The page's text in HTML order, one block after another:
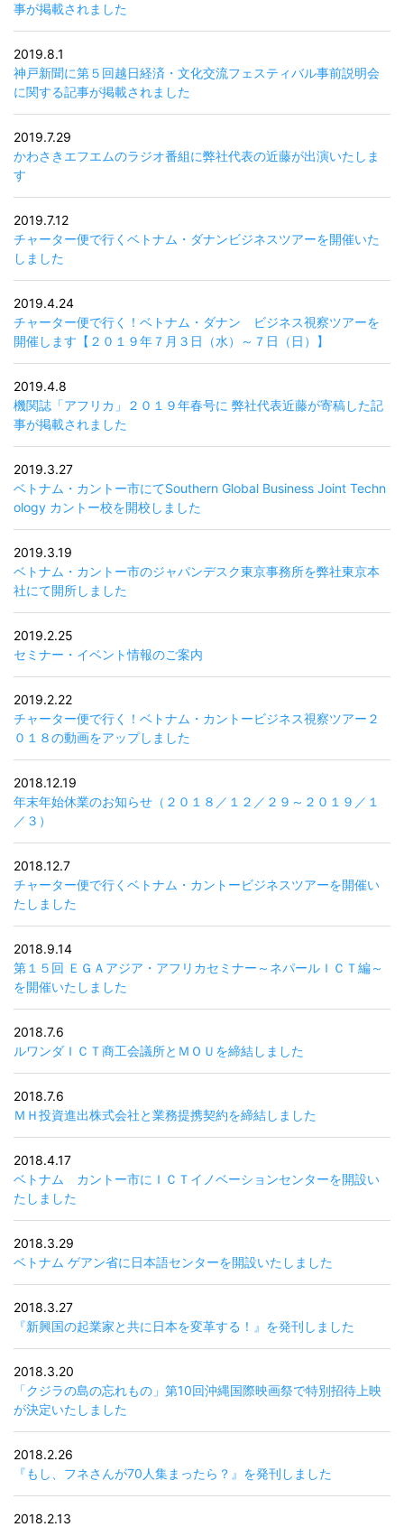
事が掲載されました
2019.8.1
神戸新聞に第５回越日経済・文化交流フェスティバル事前説明会
に関する記事が掲載されました
2019.7.29
かわさきエフエムのラジオ番組に弊社代表の近藤が出演いたしま
す
2019.7.12
チャーター便で行くベトナム・ダナンビジネスツアーを開催いた
しました
2019.4.24
チャーター便で行く！ベトナム・ダナン ビジネス視察ツアーを
開催します【２０１９年７月３日（水）～７日（日）】
2019.4.8
機関誌「アフリカ」２０１９年春号に 弊社代表近藤が寄稿した記
事が掲載されました
2019.3.27
ベトナム・カントー市にてSouthern Global Business Joint Techn
ology カントー校を開校しました
2019.3.19
ベトナム・カントー市のジャパンデスク東京事務所を弊社東京本
社にて開所しました
2019.2.25
セミナー・イベント情報のご案内
2019.2.22
チャーター便で行く！ベトナム・カントービジネス視察ツアー２
０１８の動画をアップしました
2018.12.19
年末年始休業のお知らせ（２０１８／１２／２９～２０１９／１
／３）
2018.12.7
チャーター便で行くベトナム・カントービジネスツアーを開催い
たしました
2018.9.14
第１５回 ＥＧＡアジア・アフリカセミナー～ネパールＩＣＴ編～
を開催いたしました
2018.7.6
ルワンダＩＣＴ商工会議所とＭＯＵを締結しました
2018.7.6
ＭＨ投資進出株式会社と業務提携契約を締結しました
2018.4.17
ベトナム カントー市にＩＣＴイノベーションセンターを開設い
たしました
2018.3.29
ベトナム ゲアン省に日本語センターを開設いたしました
2018.3.27
『新興国の起業家と共に日本を変革する！』を発刊しました
2018.3.20
「クジラの島の忘れもの」第10回沖縄国際映画祭で特別招待上映
が決定いたしました
2018.2.26
『もし、フネさんが70人集まったら？』を発刊しました
2018.2.13